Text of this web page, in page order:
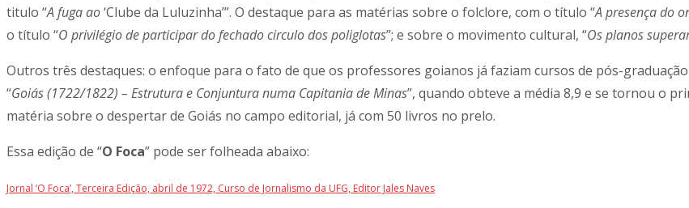
titulo “A fuga ao‘Clube da Luluzinha’”. O destaque para as matérias sobre o folclore, com o título “A presença do
o título “O privilégio de participar do fechado circulo dos poliglotas”; e sobre o movimento cultural, “Os planos
Outros três destaques: o enfoque para o fato de que os professores goianos já faziam cursos de pós-
“Goiás (1722/1822) – Estrutura e Conjuntura numa Capitania de Minas”, quando obteve a média 8,9 e se tornou o
matéria sobre o despertar de Goiás no campo editorial, já com 50 livros no prelo.
Essa edição de “O Foca” pode ser folheada abaixo:
Jornal ‘O Foca’, Terceira Edição, abril de 1972, Curso de Jornalismo da UFG, Editor Jales Naves